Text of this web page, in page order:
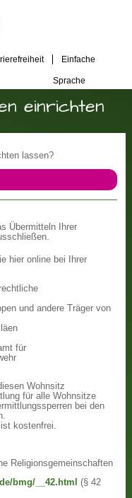
Einfache
Sprache
einrichten
lassen?
Übermitteln Ihrer
hier online bei Ihrer
und andere Träger von
für
Wohnsitz
für alle Wohnsitze
bei den
kostenfrei.
Religionsgemeinschaften
bmg/__42.html
(§ 42